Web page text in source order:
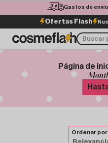
Gastos de
Ofertas Flash
Página de
Ordenar por